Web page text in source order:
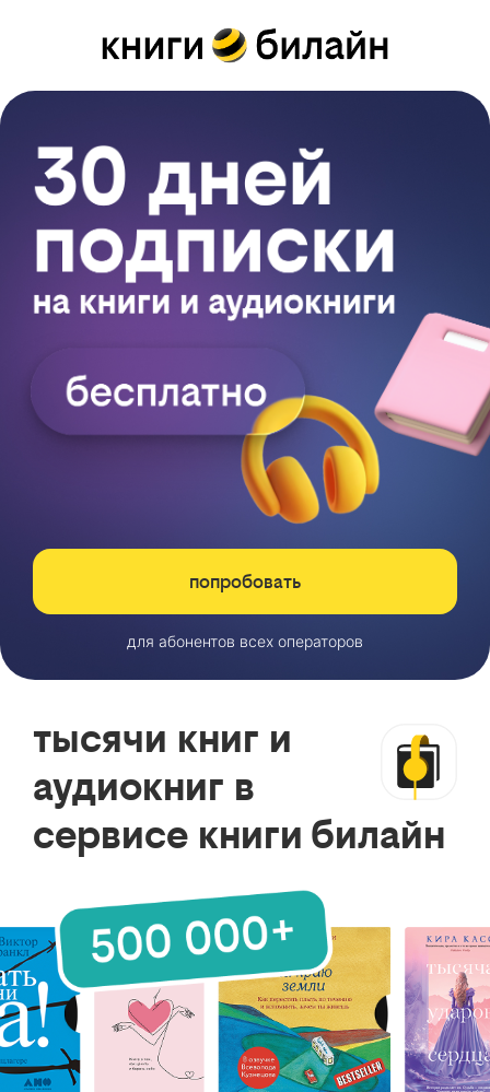
попробовать
для абонентов всех операторов
тысячи книг и
аудиокниг в
сервисе книги билайн